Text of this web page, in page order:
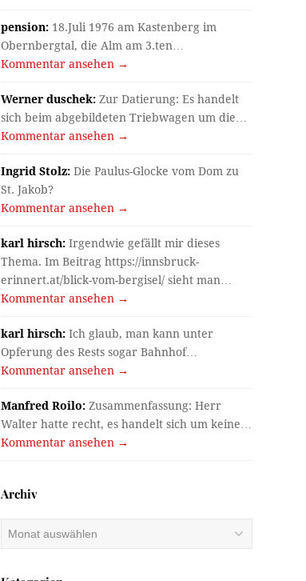
pension: 18.Juli 1976 am Kastenberg im
Obernbergtal, die Alm am 3.ten…
Kommentar ansehen →
Werner duschek: Zur Datierung: Es handelt
sich beim abgebildeten Triebwagen um die…
Kommentar ansehen →
Ingrid Stolz: Die Paulus-Glocke vom Dom zu
St. Jakob?
Kommentar ansehen →
karl hirsch: Irgendwie gefällt mir dieses
Thema. Im Beitrag https://innsbruck-
erinnert.at/blick-vom-bergisel/ sieht man…
Kommentar ansehen →
karl hirsch: Ich glaub, man kann unter
Opferung des Rests sogar Bahnhof…
Kommentar ansehen →
Manfred Roilo: Zusammenfassung: Herr
Walter hatte recht, es handelt sich um keine…
Kommentar ansehen →
Archiv